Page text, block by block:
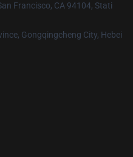
Francisco, CA 94104, Stati
Gongqingcheng City, Hebei